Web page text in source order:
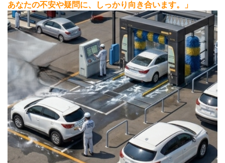
あなたの不安や疑問に、しっかり向き合います。」